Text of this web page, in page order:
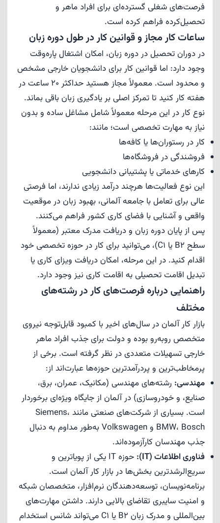
فرصت‌های شغلی گسترده‌ای برای افراد ماهر و
تحصیل‌کرده فراهم کرده است.
ساعات کار مجاز و قوانین کار در طول دوره زبان
در دوران تحصیل در دوره زبان، امکان اشتغال پاره‌وقت
وجود دارد: اما قوانین کار برای دانشجویان خارجی مشخص
و محدود است. معمولاً مجاز هستید حداکثر 20 ساعت در
هفته کار کنید تا تمرکز اصلی بر یادگیری زبان باقی بماند.
نوع کار در این مرحله معمولاً شامل مشاغل ساده و بدون
نیاز به مهارت تخصصی است؛ مانند:
کار در رستوران‌ها یا کافه‌ها
فروشندگی در فروشگاه‌ها
کارهای خدماتی یا پشتیبانی دانشجویی
این نوع فعالیت‌ها هرچند درآمد زیادی ندارند، اما فرصتی
عالی برای تعامل با جامعه آلمانی، بهبود زبان در موقعیت
واقعی و آشنایی با فضای کاری کشور فراهم می‌کنند.
پس از پایان دوره زبان و دریافت مدرک معتبر (معمولاً
سطح B2 یا C1)، می‌توانید برای کار در حوزه تخصصی خود
اقدام کنید. در این مرحله، امکان دریافت ویزای کاری یا
تبدیل اقامت تحصیلی به اقامت کاری نیز وجود دارد.
راهنمایی درباره فرصت‌های کار در رشته‌های
مختلف
بازار کار آلمان در سال‌های اخیر با کمبود قابل‌توجه نیروی
متخصص روبه‌رو بوده و دولت برای جذب افراد ماهر
خارجی تسهیلات متعددی در نظر گرفته است. برخی از
پرمخاطب‌ترین و پردرآمدترین حوزه‌ها عبارت‌اند از:
مهندسی: رشته‌های مهندسی (مکانیک، عمران، برق،
صنایع، و خودروسازی) در آلمان از جایگاه ویژه‌ای برخوردار
است. بسیاری از شرکت‌های صنعتی مانند Siemens،
BMW، Bosch و Volkswagen به‌طور مداوم به دنبال
جذب مهندسان کارآزموده‌اند.
فناوری اطلاعات (IT):
حوزه IT یکی از پویاترین و
سریع‌الرشدترین بخش‌ها در بازار کار آلمان است.
برنامه‌نویسان، توسعه‌دهندگان نرم‌افزار، متخصصان شبکه
و امنیت سایبری تقاضای بالایی دارند. داشتن مهارت‌های
بین‌المللی و مدرک زبان B2 یا C1 می‌تواند شانس استخدام